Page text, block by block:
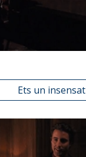
Ets un insensat